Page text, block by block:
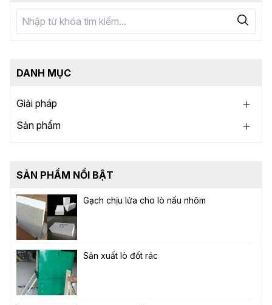
DANH MỤC
Giải pháp
Sản phẩm
SẢN PHẨM NỔI BẬT
Gạch chịu lửa cho lò nấu nhôm
Sản xuất lò đốt rác